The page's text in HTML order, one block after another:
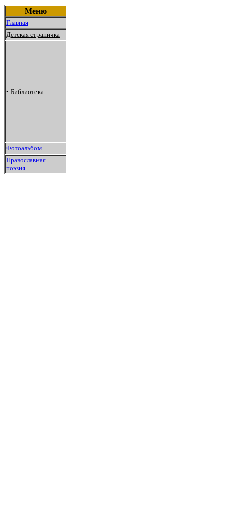
Меню
Главная
Детская страничка
• Библиотека
Фотоальбом
Православная
поэзия